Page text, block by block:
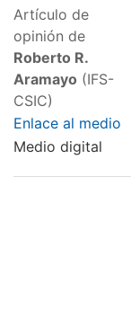
Artículo de
opinión de
Roberto R.
Aramayo (IFS-
CSIC)
Enlace al medio
Medio digital